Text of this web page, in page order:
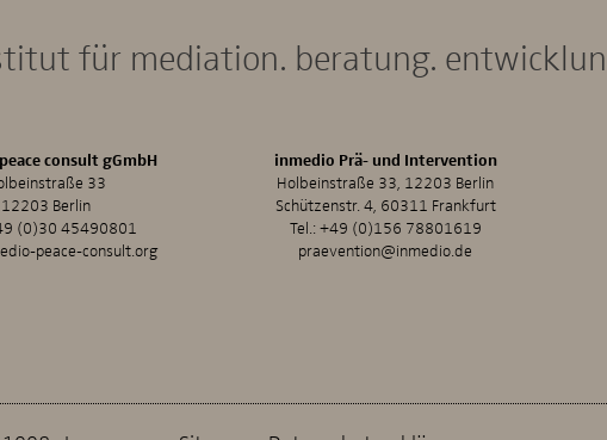
für mediation. beratung.
consult gGmbH
33
12203 Berlin
(0)30 45490801
peace-consult.org
inmedio Prä- und Intervention
Holbeinstraße 33, 12203 Berlin
Schützenstr. 4, 60311 Frankfurt
Tel.:+49 (0)156 78801619
praevention@inmedio.de